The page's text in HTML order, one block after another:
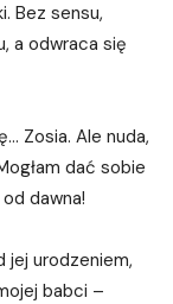
Bez sensu,
a odwraca się
Zosia. Ale nuda,
dać sobie
dawna!
jej urodzeniem,
babci –